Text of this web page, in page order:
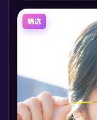
精选